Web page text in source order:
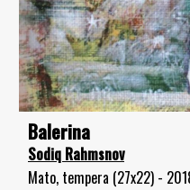
Balerina
Sodiq Rahmsnov
Mato, tempera (27x22) -